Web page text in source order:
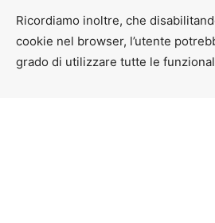
Ricordiamo inoltre, che
cookie nel browser, l’utente
grado di utilizzare tutte le